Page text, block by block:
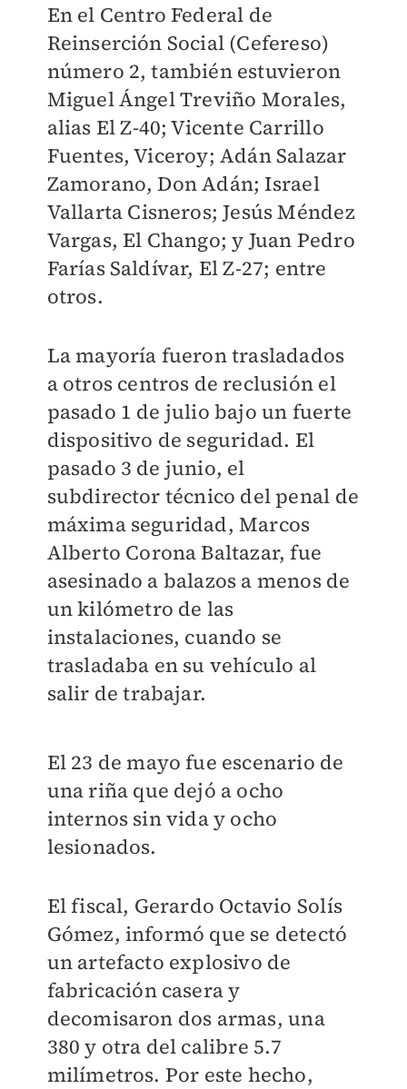
En el Centro Federal de
Reinserción Social (Cefereso)
número 2, también estuvieron
Miguel Ángel Treviño Morales,
alias El Z-40; Vicente Carrillo
Fuentes, Viceroy; Adán Salazar
Zamorano, Don Adán; Israel
Vallarta Cisneros; Jesús Méndez
Vargas, El Chango; y Juan Pedro
Farías Saldívar, El Z-27; entre
otros.
La mayoría fueron trasladados
a otros centros de reclusión el
pasado 1 de julio bajo un fuerte
dispositivo de seguridad. El
pasado 3 de junio, el
subdirector técnico del penal de
máxima seguridad, Marcos
Alberto Corona Baltazar, fue
asesinado a balazos a menos de
un kilómetro de las
instalaciones, cuando se
trasladaba en su vehículo al
salir de trabajar.
El 23 de mayo fue escenario de
una riña que dejó a ocho
internos sin vida y ocho
lesionados.
El fiscal, Gerardo Octavio Solís
Gómez, informó que se detectó
un artefacto explosivo de
fabricación casera y
decomisaron dos armas, una
380 y otra del calibre 5.7
milímetros. Por este hecho,